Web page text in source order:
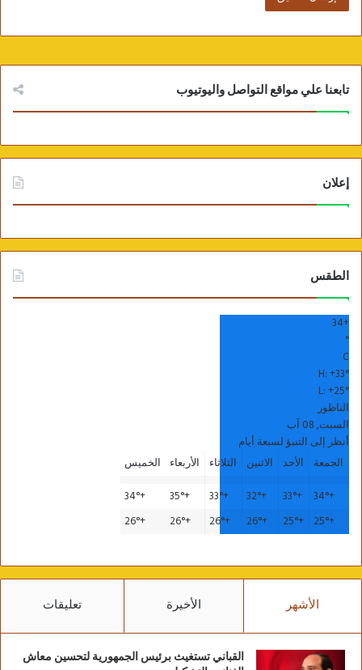
وزير الإتصالات يفتتح مكتب بريد رمسيس
تابعنا علي مواقع التواصل واليوتيوب
إعلان
الطقس
+
34
°
C
H:+33°
L:+25°
الناظور
السبت, 08 آب
أنظر إلى التنبؤ لسبعة أيام
الجمعة
الأحد الاثنين الثلاثاء الأربعاء
الخميس
+
34°
+
33°
+
32°
+
33°
+
35°
+
34°
+
25°
+
25°
+
26°
+
26°
+
26°
+
26°
الأشهر الأخيرة تعليقات
القباني تستغيث برئيس الجمهورية لتحسين معاش